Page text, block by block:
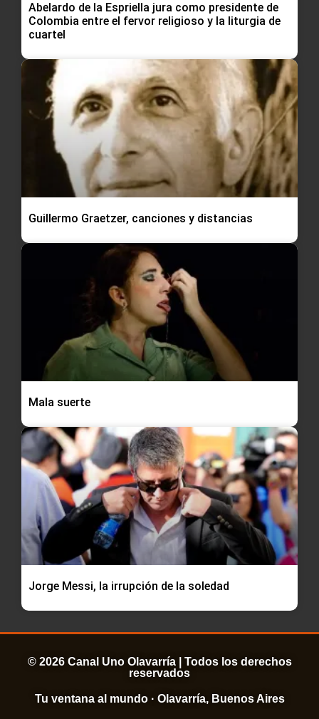
Abelardo de la Espriella jura como presidente de
Colombia entre el fervor religioso y la liturgia de
cuartel
Guillermo Graetzer, canciones y distancias
Mala suerte
Jorge Messi, la irrupción de la soledad
© 2026 Canal Uno Olavarría | Todos los derechos
reservados
Tu ventana al mundo · Olavarría, Buenos Aires